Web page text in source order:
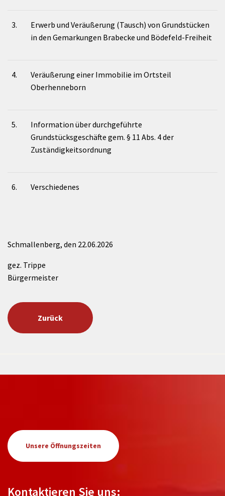
3.
Erwerb und Veräußerung (Tausch) von Grundstücken
in den Gemarkungen Brabecke und Bödefeld-Freiheit
4.
Veräußerung einer Immobilie im Ortsteil
Oberhenneborn
5.
Information über durchgeführte
Grundstücksgeschäfte gem. § 11 Abs. 4 der
Zuständigkeitsordnung
6. Verschiedenes
Schmallenberg, den 22.06.2026
gez. Trippe
Bürgermeister
Zurück
Unsere Öffnungszeiten
Kontaktieren Sie uns: